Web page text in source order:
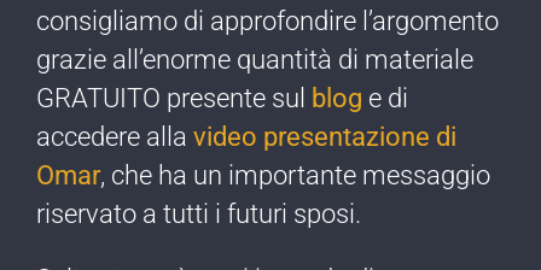
consigliamo di approfondire l’argomento
grazie all’enorme quantità di materiale
GRATUITO presente sul blog e di
accedere alla video presentazione di
Omar, che ha un importante messaggio
riservato a tutti i futuri sposi.